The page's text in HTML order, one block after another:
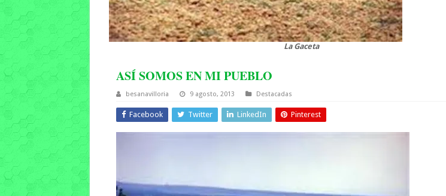
La Gaceta
ASÍ SOMOS EN MI PUEBLO
besanavilloria 9 agosto, 2013 Destacadas
Facebook Twitter LinkedIn Pinterest